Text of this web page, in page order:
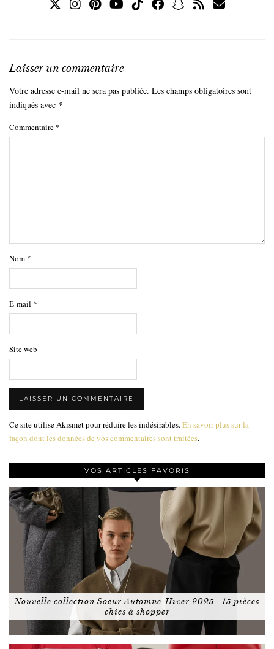
Laisser un commentaire
Votre adresse e-mail ne sera pas publiée. Les champs obligatoires sont
indiqués avec *
Commentaire *
Nom *
E-mail *
Site web
Ce site utilise Akismet pour réduire les indésirables. En savoir plus sur la
façon dont les données de vos commentaires sont traitées.
VOS ARTICLES FAVORIS
Nouvelle collection Soeur Automne-Hiver 2025 : 15 pièces
chics à shopper